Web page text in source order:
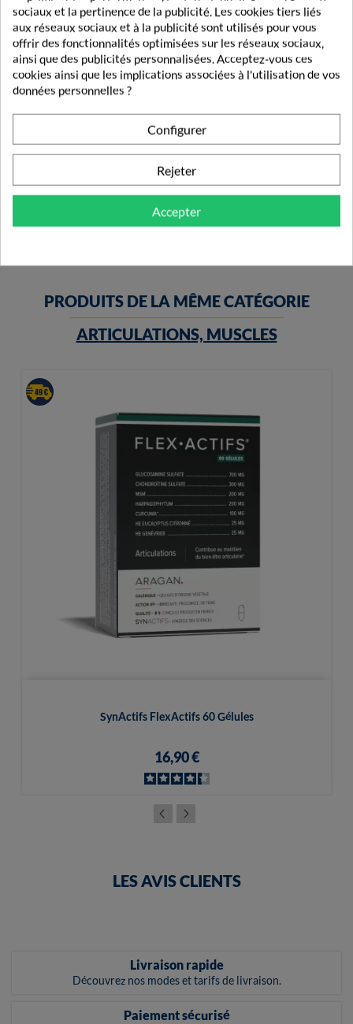
Flexofytol 60 Capsules
12,90 €
PRODUITS DE LA MÊME CATÉGORIE
ARTICULATIONS, MUSCLES
SynActifs FlexActifs 60 Gélules
16,90 €
LES AVIS CLIENTS
Livraison rapide
Découvrez nos modes et tarifs de livraison.
Paiement sécurisé
sociaux et la pertinence de la publicité. Les cookies tiers liés
aux réseaux sociaux et à la publicité sont utilisés pour vous
offrir des fonctionnalités optimisées sur les réseaux sociaux,
ainsi que des publicités personnalisées. Acceptez-vous ces
cookies ainsi que les implications associées à l'utilisation de vos
données personnelles ?
Configurer
Rejeter
Accepter